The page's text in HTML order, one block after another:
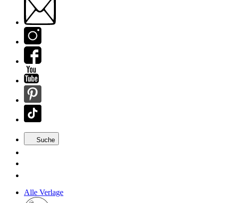
Suche
Alle Verlage